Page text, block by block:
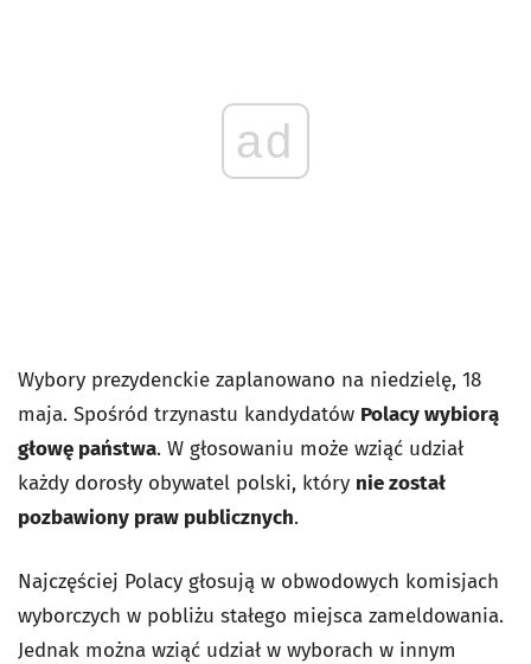
ad
Wybory prezydenckie zaplanowano na niedzielę, 18
maja. Spośród trzynastu kandydatów Polacy wybiorą
głowę państwa. W głosowaniu może wziąć udział
każdy dorosły obywatel polski, który nie został
pozbawiony praw publicznych.
Najczęściej Polacy głosują w obwodowych komisjach
wyborczych w pobliżu stałego miejsca zameldowania.
Jednak można wziąć udział w wyborach w innym